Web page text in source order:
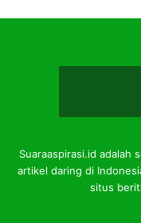
Suaraaspirasi.id adalah
artikel daring di
situs